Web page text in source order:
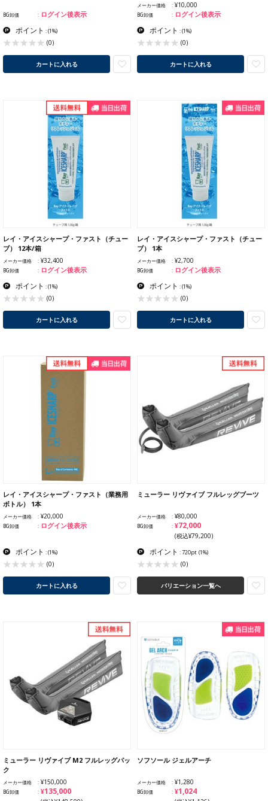
BG卸価 ログイン後表示
ポイント :(1%)
(0)
カートに入れる
メーカー価格 ¥10,000
BG卸価 ログイン後表示
ポイント :(1%)
(0)
カートに入れる
レイ・アイスシャープ・ファスト（チュー
ブ） 12本/箱
メーカー価格 ¥32,400
BG卸価 ログイン後表示
ポイント :(1%)
(0)
カートに入れる
レイ・アイスシャープ・ファスト（チュー
ブ） 1本
メーカー価格 ¥2,700
BG卸価 ログイン後表示
ポイント :(1%)
(0)
カートに入れる
レイ・アイスシャープ・ファスト（業務用
ボトル） 1本
メーカー価格 ¥20,000
BG卸価 ログイン後表示
ポイント :(1%)
(0)
カートに入れる
ミューラー リヴァイブ フルレッグブーツ
メーカー価格 ¥80,000
BG卸価 ¥72,000
(税込¥79,200)
ポイント : 720pt (1%)
(0)
バリエーション一覧へ
ミューラー リヴァイブ M2 フルレッグパッ
ク
メーカー価格 ¥150,000
BG卸価 ¥135,000
ソフソール ジェルアーチ
メーカー価格 ¥1,280
BG卸価 ¥1,024